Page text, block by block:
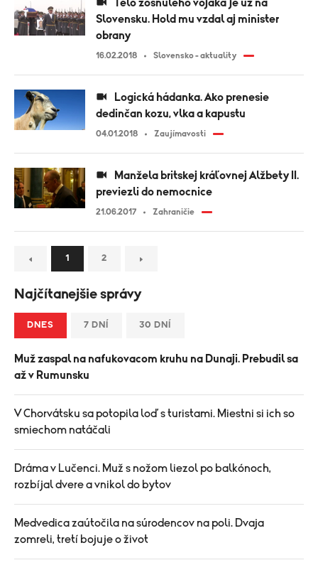
Slovensku. Hold mu vzdal aj minister
obrany
16.02.2018 Slovensko - aktuality
dedinčan kozu, vlka a kapustu
04.01.2018 Zaujímavosti
previezli do nemocnice
21.06.2017 Zahraničie
1 2
Najčítanejšie správy
DNES 7 DNÍ 30 DNÍ
Muž zaspal na nafukovacom kruhu na Dunaji. Prebudil sa
až v Rumunsku
V Chorvátsku sa potopila loď s turistami. Miestni si ich so
smiechom natáčali
Dráma v Lučenci. Muž s nožom liezol po balkónoch,
rozbíjal dvere a vnikol do bytov
Medvedica zaútočila na súrodencov na poli. Dvaja
zomreli, tretí bojuje o život